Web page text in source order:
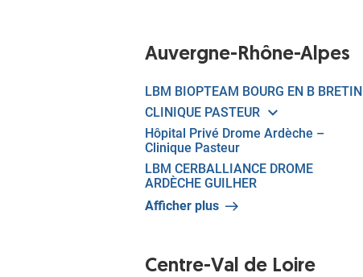
Auvergne-Rhône-Alpes
LBM BIOPTEAM BOURG EN B BRETIN
CLINIQUE PASTEUR
Hôpital Privé Drome Ardèche –
Clinique Pasteur
LBM CERBALLIANCE DROME
ARDÈCHE GUILHER
Afficher plus
Centre-Val de Loire